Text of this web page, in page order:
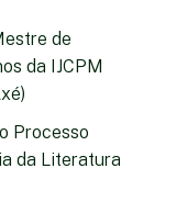
de
da IJCPM
Processo
da Literatura